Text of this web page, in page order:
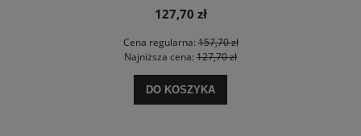
127,70 zł
Cena regularna:157,70 zł
Najniższa cena: 127,70 zł
DO KOSZYKA